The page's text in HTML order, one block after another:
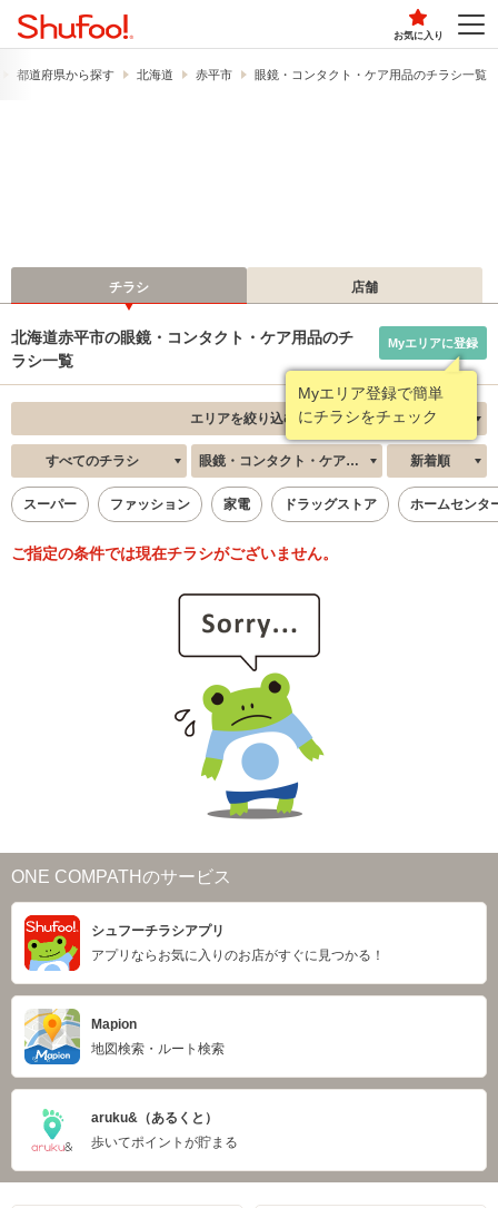
お気に入り
都道府県から探す 北海道 赤平市 眼鏡・コンタクト・ケア用品のチラシ一覧
チラシ 店舗
北海道赤平市の眼鏡・コンタクト・ケア用品のチ
ラシ一覧
Myエリア登録で簡単
にチラシをチェック
Myエリアに登録
エリアを絞り込む
すべてのチラシ 眼鏡・コンタクト・ケア用品 新着順
スーパー ファッション 家電 ドラッグストア ホームセンタ
ご指定の条件では現在チラシがございません。
ONE COMPATHのサービス
シュフーチラシアプリ
アプリならお気に入りのお店がすぐに見つかる！
Mapion
地図検索・ルート検索
aruku&（あるくと）
歩いてポイントが貯まる